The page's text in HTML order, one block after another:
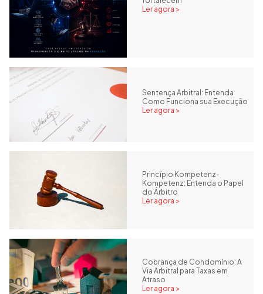
Ler agora >
Sentença Arbitral: Entenda
Como Funciona sua Execução
Ler agora >
Princípio Kompetenz-
Kompetenz: Entenda o Papel
do Árbitro
Ler agora >
Cobrança de Condomínio: A
Via Arbitral para Taxas em
Atraso
Ler agora >